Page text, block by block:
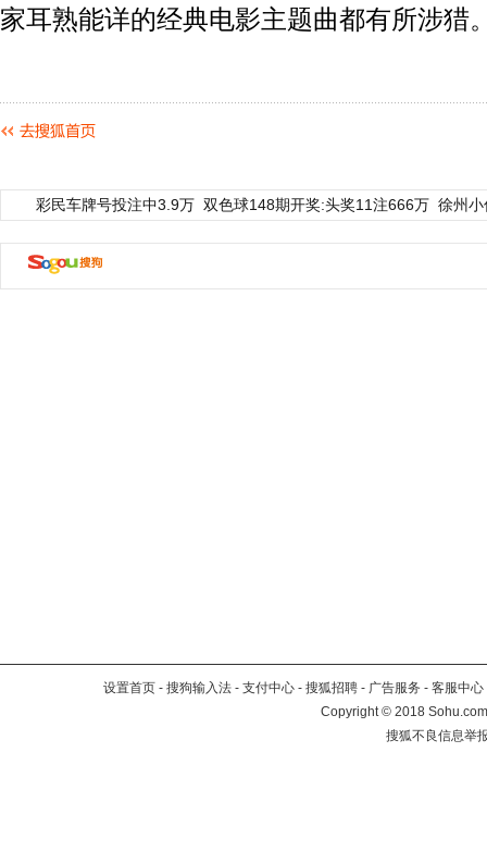
家耳熟能详的经典电影主题曲都有所涉猎
彩民车牌号投注中3.9万 双色球148期开奖:头奖11注666万 徐州
设置首页 - 搜狗输入法 - 支付中心 - 搜狐招聘 - 广告服务 - 客服中心
Copyright©2018
搜狐不良信息举